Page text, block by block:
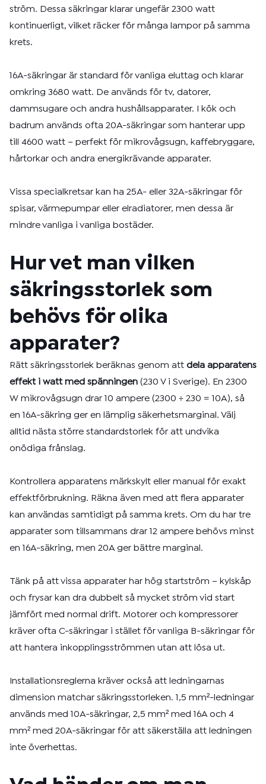
ström. Dessa säkringar klarar ungefär 2300 watt
kontinuerligt, vilket räcker för många lampor på samma
krets.
16A-säkringar är standard för vanliga eluttag och klarar
omkring 3680 watt. De används för tv, datorer,
dammsugare och andra hushållsapparater. I kök och
badrum används ofta 20A-säkringar som hanterar upp
till 4600 watt – perfekt för mikrovågsugn, kaffebryggare,
hårtorkar och andra energikrävande apparater.
Vissa specialkretsar kan ha 25A- eller 32A-säkringar för
spisar, värmepumpar eller elradiatorer, men dessa är
mindre vanliga i vanliga bostäder.
Hur vet man vilken
säkringsstorlek som
behövs för olika
apparater?
Rätt säkringsstorlek beräknas genom att dela apparatens
effekt i watt med spänningen (230 V i Sverige). En 2300
W mikrovågsugn drar 10 ampere (2300 ÷ 230 = 10A), så
en 16A-säkring ger en lämplig säkerhetsmarginal. Välj
alltid nästa större standardstorlek för att undvika
onödiga frånslag.
Kontrollera apparatens märkskylt eller manual för exakt
effektförbrukning. Räkna även med att flera apparater
kan användas samtidigt på samma krets. Om du har tre
apparater som tillsammans drar 12 ampere behövs minst
en 16A-säkring, men 20A ger bättre marginal.
Tänk på att vissa apparater har hög startström – kylskåp
och frysar kan dra dubbelt så mycket ström vid start
jämfört med normal drift. Motorer och kompressorer
kräver ofta C-säkringar i stället för vanliga B-säkringar för
att hantera inkopplingsströmmen utan att lösa ut.
Installationsreglerna kräver också att ledningarnas
dimension matchar säkringsstorleken. 1,5 mm²-ledningar
används med 10A-säkringar, 2,5 mm² med 16A och 4
mm² med 20A-säkringar för att säkerställa att ledningen
inte överhettas.